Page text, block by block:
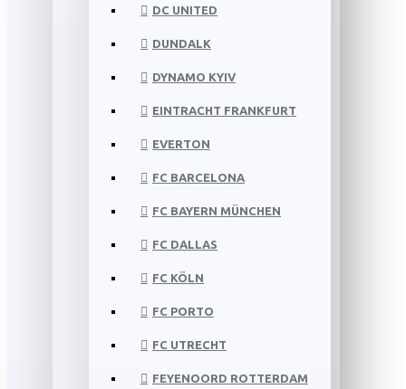
DC UNITED
DUNDALK
DYNAMO KYIV
EINTRACHT FRANKFURT
EVERTON
FC BARCELONA
FC BAYERN MÜNCHEN
FC DALLAS
FC KÖLN
FC PORTO
FC UTRECHT
FEYENOORD ROTTERDAM